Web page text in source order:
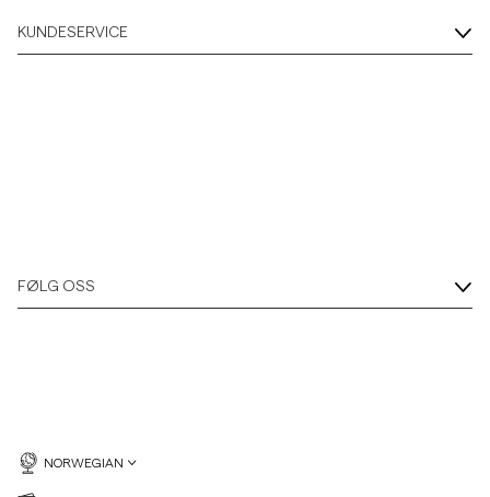
KUNDESERVICE
FØLG OSS
NORWEGIAN